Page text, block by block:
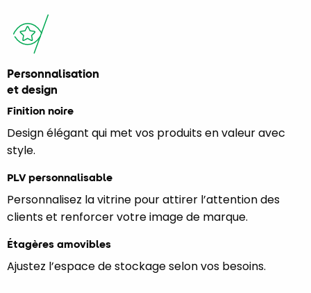
Personnalisation
et design
Finition noire
Design élégant qui met vos produits en valeur avec
style.
PLV personnalisable
Personnalisez la vitrine pour attirer l’attention des
clients et renforcer votre image de marque.
Étagères amovibles
Ajustez l’espace de stockage selon vos besoins.